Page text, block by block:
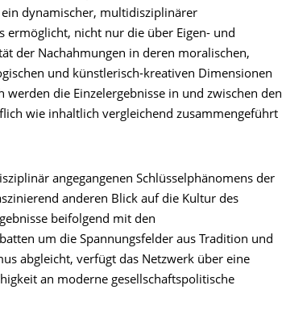
dynamischer, multidisziplinärer
ermöglicht, nicht nur die über Eigen- und
der Nachahmungen in deren moralischen,
und künstlerisch-kreativen Dimensionen
die Einzelergebnisse in und zwischen den
wie inhaltlich vergleichend zusammengeführt
angegangenen Schlüsselphänomens der
anderen Blick auf die Kultur des
beifolgend mit den
um die Spannungsfelder aus Tradition und
abgleicht, verfügt das Netzwerk über eine
an moderne gesellschaftspolitische